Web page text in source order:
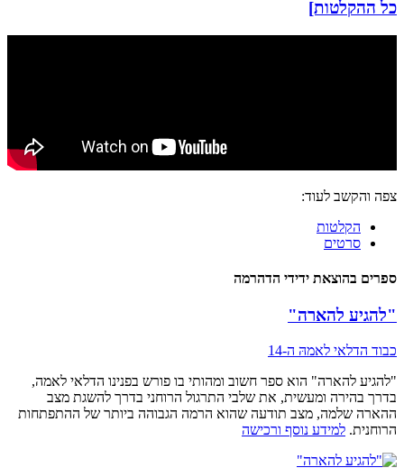
כל ההקלטות]
צפה והקשב לעוד:
הקלטות
סרטים
ספרים בהוצאת ידידי הדהרמה
"להגיע להארה"
כבוד הדלאי לאמהּ ה-14
"להגיע להארה" הוא ספר חשוב ומהותי בו פורש בפנינו הדלאי לאמה,
בדרך בהירה ומעשית, את שלבי התרגול הרוחני בדרך להשגת מצב
ההארה שלמה, מצב תודעה שהוא הרמה הגבוהה ביותר של ההתפתחות
הרוחנית. למידע נוסף ורכישה